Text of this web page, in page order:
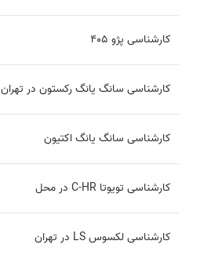
کارشناسی پژو 405
کارشناسی سانگ یانگ رکستون در تهران
کارشناسی سانگ یانگ اکتیون
کارشناسی تویوتا C-HR در محل
کارشناسی لکسوس LS در تهران